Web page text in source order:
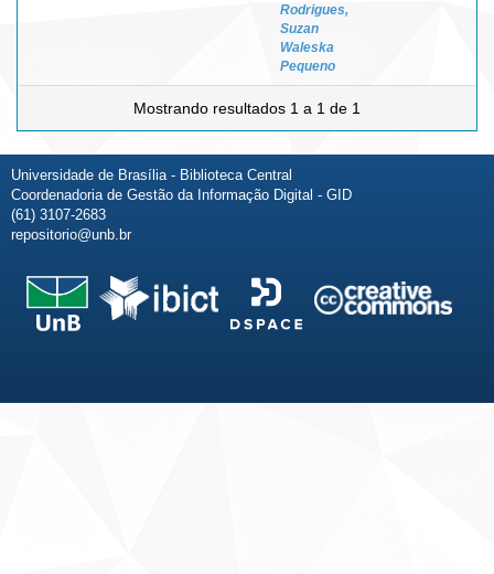
Rodrigues,
Suzan
Waleska
Pequeno
Mostrando resultados 1 a 1 de 1
Universidade de Brasília - Biblioteca Central
Coordenadoria de Gestão da Informação Digital - GID
(61) 3107-2683
repositorio@unb.br